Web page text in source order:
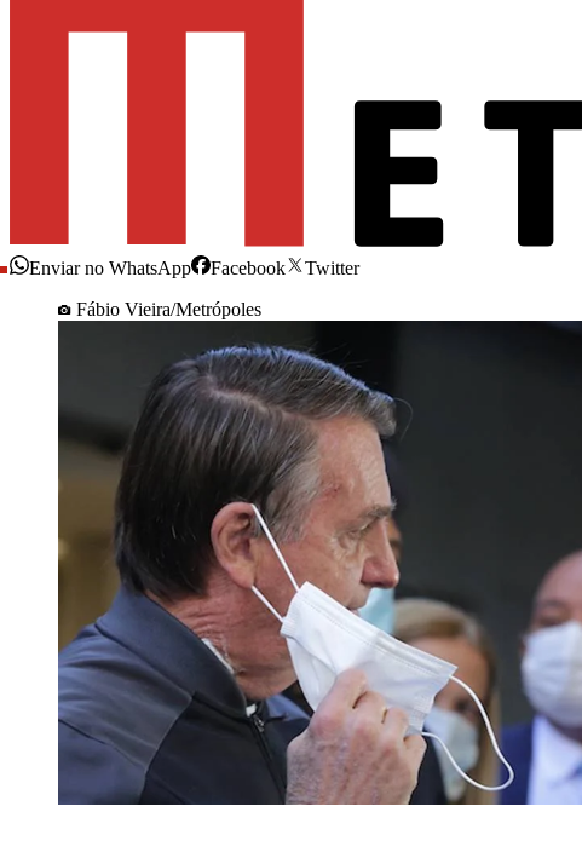
Enviar no WhatsApp Facebook
Twitter
Fábio Vieira/Metrópoles